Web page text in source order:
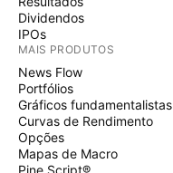
Dividendos
IPOs
MAIS PRODUTOS
News Flow
Portfólios
Gráficos fundamentalistas
Curvas de Rendimento
Opções
Mapas de Macro
Pine Script®